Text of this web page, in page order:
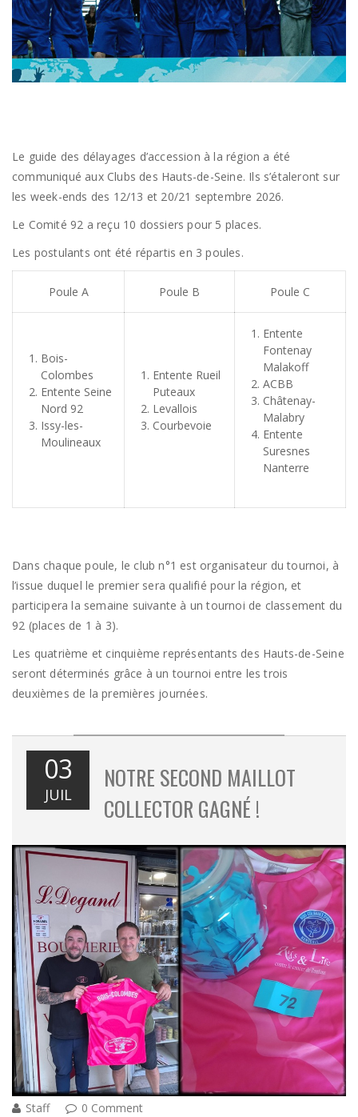
Le guide des délayages d’accession à la région a été
communiqué aux Clubs des Hauts-de-Seine. Ils s’étaleront sur
les week-ends des 12/13 et 20/21 septembre 2026.
Le Comité 92 a reçu 10 dossiers pour 5 places.
Les postulants ont été répartis en 3 poules.
Poule A Poule B Poule C
Bois-
Colombes
Entente Seine
Nord 92
Issy-les-
Moulineaux
Entente Rueil
Puteaux
Levallois
Courbevoie
Entente
Fontenay
Malakoff
ACBB
Châtenay-
Malabry
Entente
Suresnes
Nanterre
Dans chaque poule, le club n°1 est organisateur du tournoi, à
l’issue duquel le premier sera qualifié pour la région, et
participera la semaine suivante à un tournoi de classement du
92 (places de 1 à 3).
Les quatrième et cinquième représentants des Hauts-de-Seine
seront déterminés grâce à un tournoi entre les trois
deuxièmes de la premières journées.
03
JUIL
NOTRE SECOND MAILLOT
COLLECTOR GAGNÉ !
Staff 0 Comment